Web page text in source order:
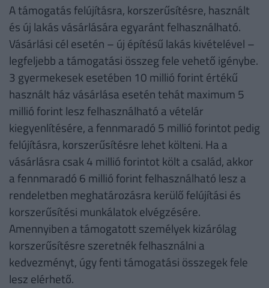
A támogatás felújításra, korszerűsítésre, használt
és új lakás vásárlására egyaránt felhasználható.
Vásárlási cél esetén – új építésű lakás kivételével –
legfeljebb a támogatási összeg fele vehető igénybe.
3 gyermekesek esetében 10 millió forint értékű
használt ház vásárlása esetén tehát maximum 5
millió forint lesz felhasználható a vételár
kiegyenlítésére, a fennmaradó 5 millió forintot pedig
felújításra, korszerűsítésre lehet költeni. Ha a
vásárlásra csak 4 millió forintot költ a család, akkor
a fennmaradó 6 millió forint felhasználható lesz a
rendeletben meghatározásra kerülő felújítási és
korszerűsítési munkálatok elvégzésére.
Amennyiben a támogatott személyek kizárólag
korszerűsítésre szeretnék felhasználni a
kedvezményt, úgy fenti támogatási összegek fele
lesz elérhető.